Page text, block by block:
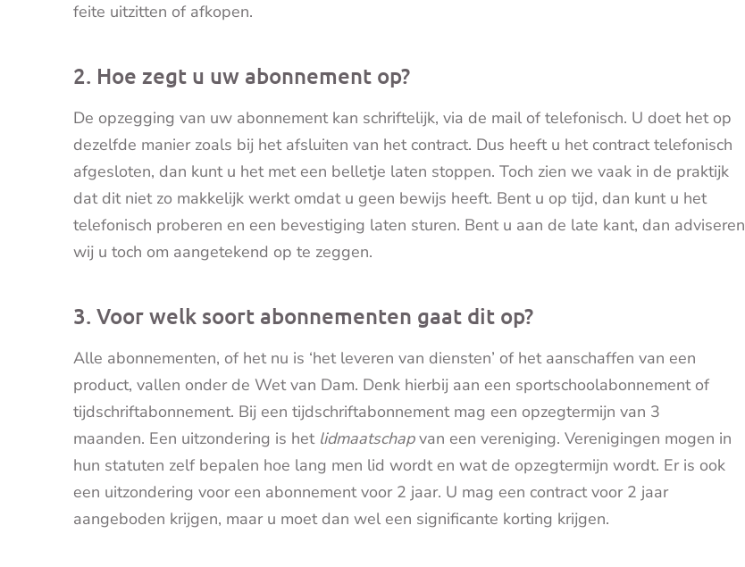
feite uitzitten of afkopen.
2. Hoe zegt u uw abonnement op?
De opzegging van uw abonnement kan schriftelijk, via de mail of telefonisch. U doet het op
dezelfde manier zoals bij het afsluiten van het contract. Dus heeft u het contract telefonisch
afgesloten, dan kunt u het met een belletje laten stoppen. Toch zien we vaak in de praktijk
dat dit niet zo makkelijk werkt omdat u geen bewijs heeft. Bent u op tijd, dan kunt u het
telefonisch proberen en een bevestiging laten sturen. Bent u aan de late kant, dan adviseren
wij u toch om aangetekend op te zeggen.
3. Voor welk soort abonnementen gaat dit op?
Alle abonnementen, of het nu is ‘het leveren van diensten’ of het aanschaffen van een
product, vallen onder de Wet van Dam. Denk hierbij aan een sportschoolabonnement of
tijdschriftabonnement. Bij een tijdschriftabonnement mag een opzegtermijn van 3
maanden. Een uitzondering is het lidmaatschap van een vereniging. Verenigingen mogen in
hun statuten zelf bepalen hoe lang men lid wordt en wat de opzegtermijn wordt. Er is ook
een uitzondering voor een abonnement voor 2 jaar. U mag een contract voor 2 jaar
aangeboden krijgen, maar u moet dan wel een significante korting krijgen.